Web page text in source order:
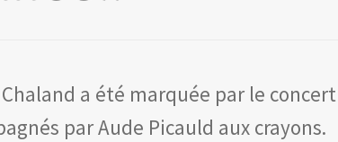
a été marquée par le
par Aude Picauld aux crayons.